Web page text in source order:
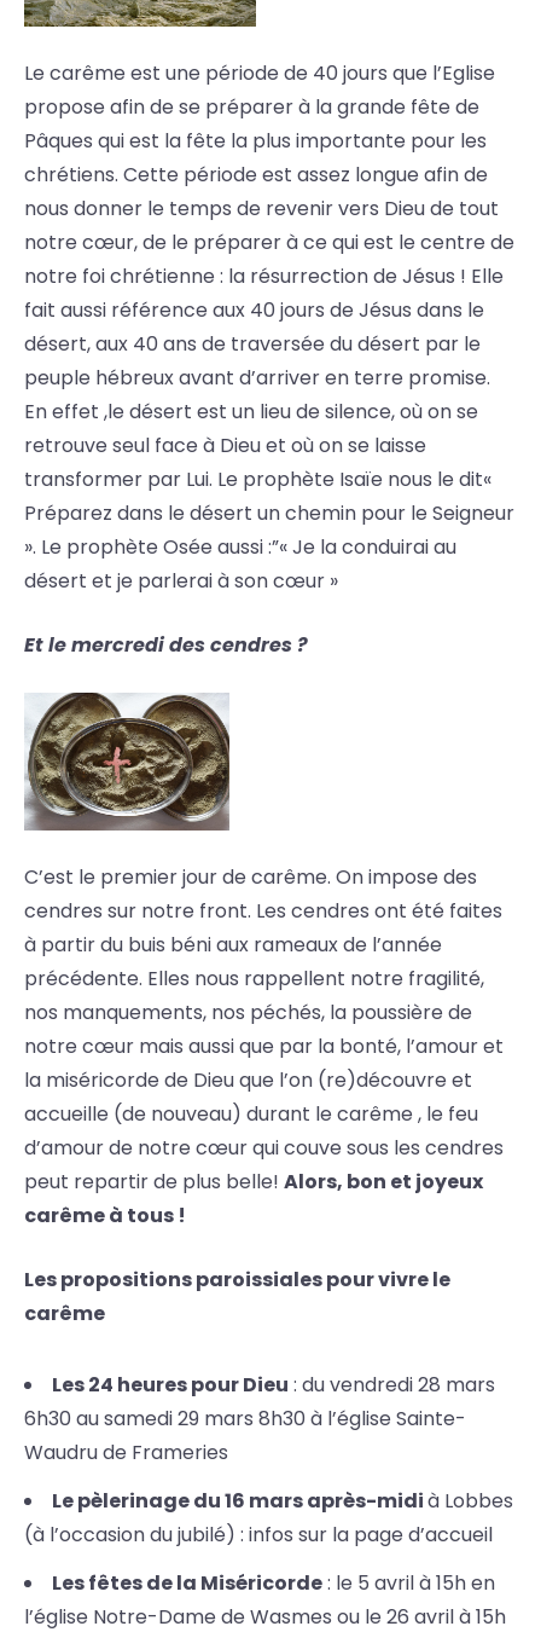
Le carême est une période de 40 jours que l’Eglise
propose afin de se préparer à la grande fête de
Pâques qui est la fête la plus importante pour les
chrétiens. Cette période est assez longue afin de
nous donner le temps de revenir vers Dieu de tout
notre cœur, de le préparer à ce qui est le centre de
notre foi chrétienne : la résurrection de Jésus ! Elle
fait aussi référence aux 40 jours de Jésus dans le
désert, aux 40 ans de traversée du désert par le
peuple hébreux avant d’arriver en terre promise.
En effet ,le désert est un lieu de silence, où on se
retrouve seul face à Dieu et où on se laisse
transformer par Lui. Le prophète Isaïe nous le dit«
Préparez dans le désert un chemin pour le Seigneur
». Le prophète Osée aussi :”« Je la conduirai au
désert et je parlerai à son cœur »
Et le mercredi des cendres ?
C’est le premier jour de carême. On impose des
cendres sur notre front. Les cendres ont été faites
à partir du buis béni aux rameaux de l’année
précédente. Elles nous rappellent notre fragilité,
nos manquements, nos péchés, la poussière de
notre cœur mais aussi que par la bonté, l’amour et
la miséricorde de Dieu que l’on (re)découvre et
accueille (de nouveau) durant le carême , le feu
d’amour de notre cœur qui couve sous les cendres
peut repartir de plus belle! Alors, bon et joyeux
carême à tous !
Les propositions paroissiales pour vivre le
carême
Les 24 heures pour Dieu : du vendredi 28 mars
6h30 au samedi 29 mars 8h30 à l’église Sainte-
Waudru de Frameries
Le pèlerinage du 16 mars après-midià Lobbes
(à l’occasion du jubilé) : infos sur la page d’accueil
Les fêtes de la Miséricorde: le 5 avril à 15h en
l’église Notre-Dame de Wasmes ou le 26 avril à 15h